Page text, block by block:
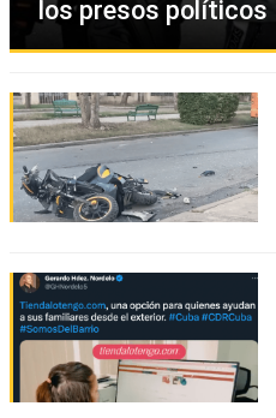
los presos políticos